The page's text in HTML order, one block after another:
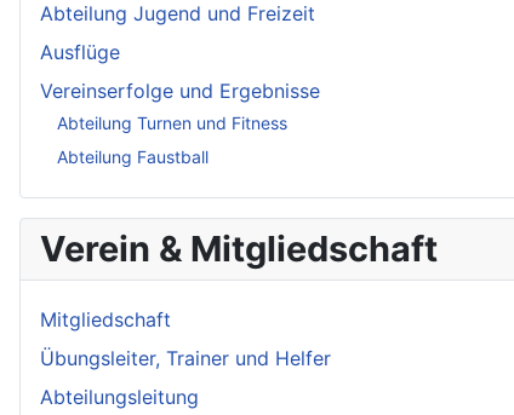
Abteilung Jugend und Freizeit
Ausflüge
Vereinserfolge und Ergebnisse
Abteilung Turnen und Fitness
Abteilung Faustball
Verein & Mitgliedschaft
Mitgliedschaft
Übungsleiter, Trainer und Helfer
Abteilungsleitung